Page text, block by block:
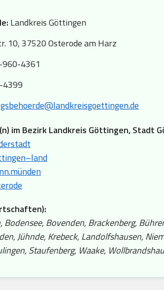
Landkreis Göttingen
10, 37520 Osterode am Harz
4361
im Bezirk Landkreis Göttingen, Stadt
Bodensee, Bovenden, Brackenberg,
Jühnde, Krebeck, Landolfshausen,
Staufenberg, Waake,